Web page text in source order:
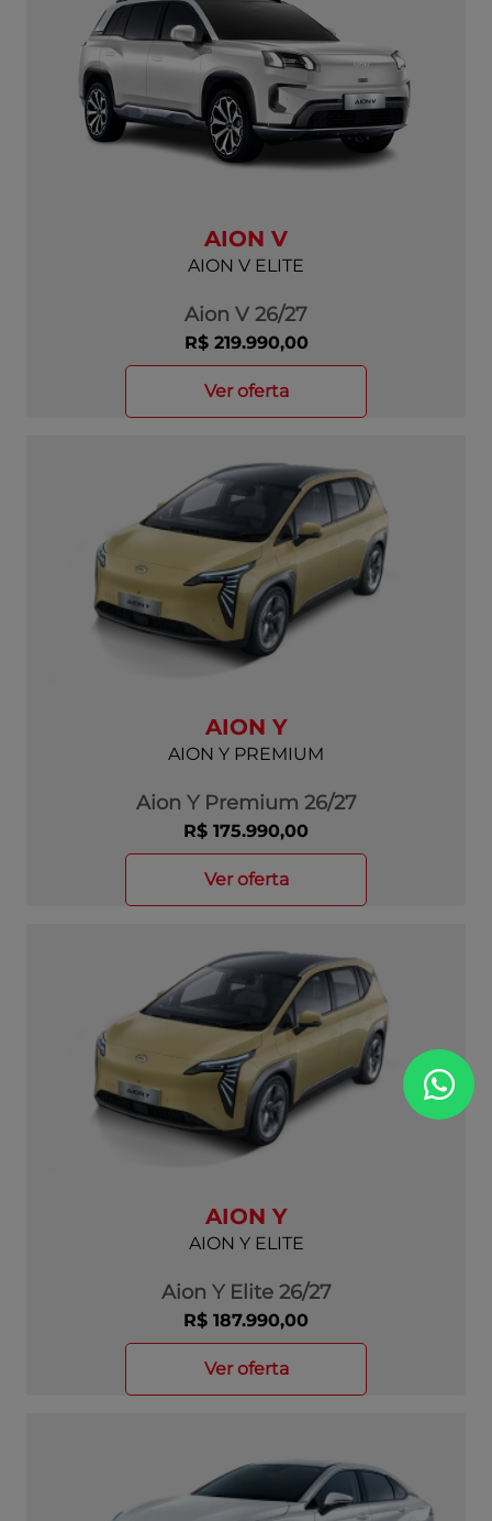
AION V
AION V ELITE
Aion V 26/27
R$ 219.990,00
ver oferta
AION Y
AION Y PREMIUM
Aion Y Premium 26/27
R$ 175.990,00
ver oferta
AION Y
AION Y ELITE
Aion Y Elite 26/27
R$ 187.990,00
ver oferta